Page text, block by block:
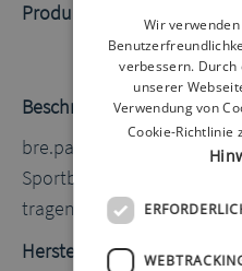
Produktnummer:
Beschreibung
bre.parat Sportband beige
Sportband ist durch seine
tragen beim Sport, das
Hersteller-Informationen
Wir
verbessern.
unserer
Verwendung von
Cookie-Richtlinie